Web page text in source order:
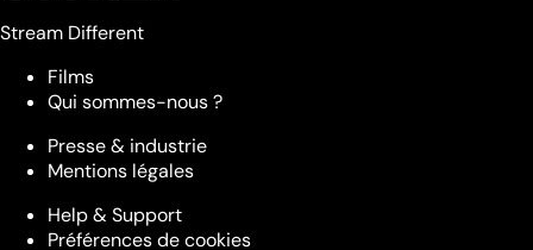
Stream Different
Films
Qui sommes-nous ?
Presse & industrie
Mentions légales
Help & Support
Préférences de cookies